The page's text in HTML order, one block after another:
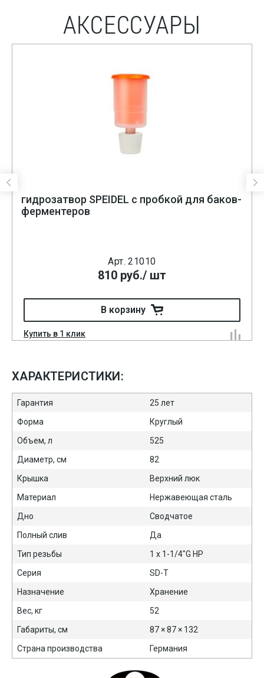
АКСЕССУАРЫ
гидрозатвор SPEIDEL с пробкой для баков-
ферментеров
Арт. 21010
810 руб./ шт
В корзину
Купить в 1 клик
ХАРАКТЕРИСТИКИ:
Гарантия
25 лет
Форма
Круглый
Объем, л
525
Диаметр, см
82
Крышка
Верхний люк
Материал
Нержавеющая сталь
Дно
Сводчатое
Полный слив
Да
Тип резьбы
1 х 1-1/4"G HР
Серия
SD-T
Назначение
Хранение
Вес, кг
52
Габариты, см
87 × 87 × 132
Страна производства
Германия